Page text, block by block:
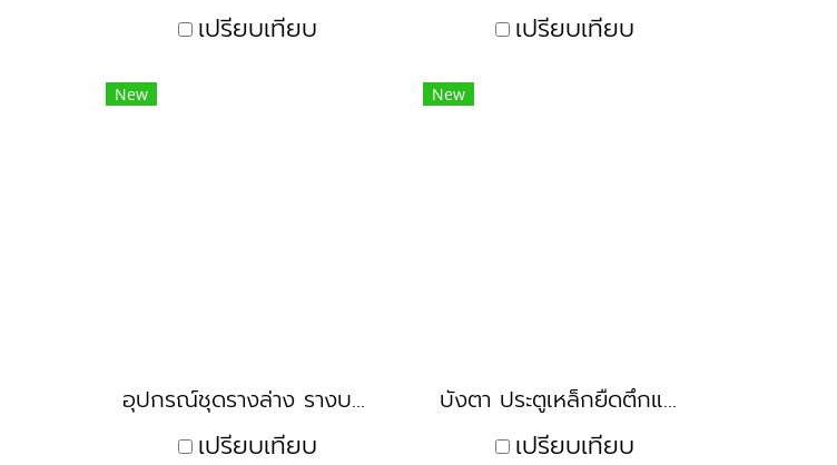
เปรียบเทียบ เปรียบเทียบ
New
อุปกรณ์ชุดรางล่าง รางบน ขอบ
เปรียบเทียบ
New
บังตา ประตูเหล็กยืดตึกแถวกุญแจธรรมดา กุญแจไซส์
เปรียบเทียบ